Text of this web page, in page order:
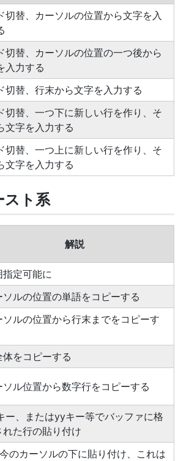
切替、カーソルの位置から文字を入
切替、カーソルの位置の一つ後から
入力する
切替、行末から文字を入力する
切替、一つ下に新しい行を作り、そ
文字を入力する
切替、一つ上に新しい行を作り、そ
文字を入力する
スト系
解説
指定可能に
ソルの位置の単語をコピーする
ソルの位置から行末までをコピーす
体をコピーする
ソル位置から数字行をコピーする
ー、またはyyキー等でバッファに格
れた行の貼り付け
のカーソルの下に貼り付け、これは